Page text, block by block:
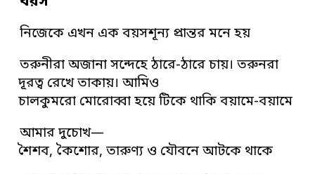
নিজেকে এখন এক বয়সশূন্য প্রান্তর মনে হয়
তরুনীরা অজানা সন্দেহে ঠারে-ঠারে চায়। তরুনরা
দূরত্ব রেখে তাকায়। আমিও
চালকুমরো মোরোব্বা হয়ে টিকে থাকি বয়ামে-বয়ামে
আমার দুচোখ—
শৈশব, কৈশোর, তারুণ্য ও যৌবনে আটকে থাকে